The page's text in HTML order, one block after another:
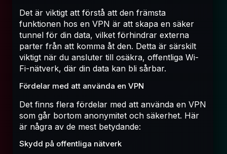
Det är viktigt att förstå att den främsta
funktionen hos en VPN är att skapa en säker
tunnel för din data, vilket förhindrar externa
parter från att komma åt den. Detta är särskilt
viktigt när du ansluter till osäkra, offentliga Wi-
Fi-nätverk, där din data kan bli sårbar.
Fördelar med att använda en VPN
Det finns flera fördelar med att använda en VPN
som går bortom anonymitet och säkerhet. Här
är några av de mest betydande:
Skydd på offentliga nätverk